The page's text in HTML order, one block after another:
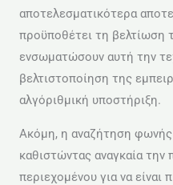
αποτελεσματικότερα
προϋποθέτει τη βελτίωση
ενσωματώσουν αυτή την
βελτιστοποίηση της
αλγόριθμική υποστήριξη.
Ακόμη, η αναζήτηση φωνής
καθιστώντας αναγκαία
περιεχομένου για να είναι